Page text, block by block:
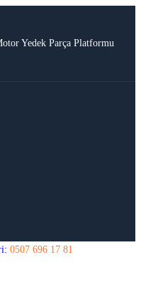
Yedek Parça Platformu
0507 696 17 81